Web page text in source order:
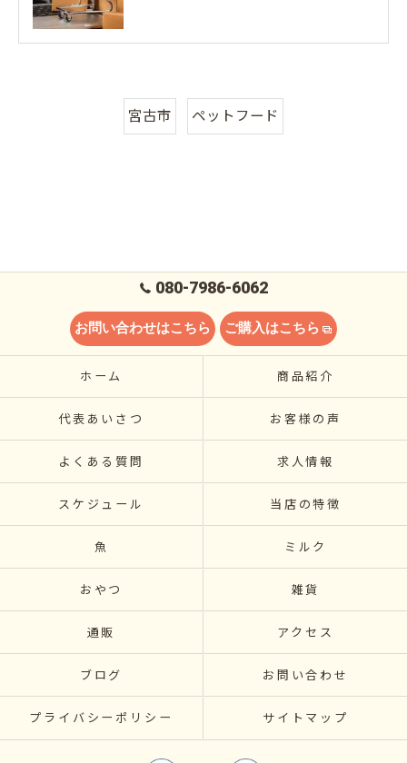
宮古市 ペットフード
080-7986-6062
お問い合わせはこちら ご購入はこちら
ホーム 商品紹介
代表あいさつ お客様の声
よくある質問 求人情報
スケジュール 当店の特徴
魚 ミルク
おやつ 雑貨
通販 アクセス
ブログ お問い合わせ
プライバシーポリシー サイトマップ